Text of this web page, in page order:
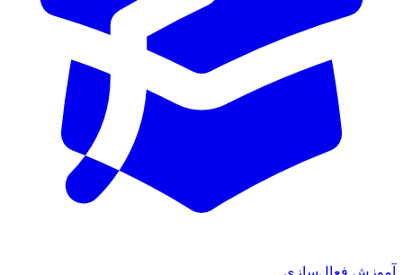
آموزش فعال‌سازی